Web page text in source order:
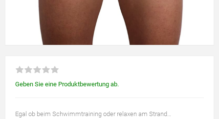
Geben Sie eine Produktbewertung ab.
Egal ob beim Schwimmtraining oder relaxen am Strand…